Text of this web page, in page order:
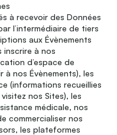
à recevoir des Données
l’intermédiaire de tiers
aux Évènements
inscrire à nos
d’espace de
nos Évènements), les
(informations recueillies
nos Sites), les
médicale, nos
commercialiser nos
les plateformes